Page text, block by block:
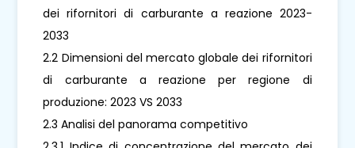
dei rifornitori di carburante a reazione 2023-
2033
2.2 Dimensioni del mercato globale dei rifornitori
di carburante a reazione per regione di
produzione: 2023 VS 2033
2.3 Analisi del panorama competitivo